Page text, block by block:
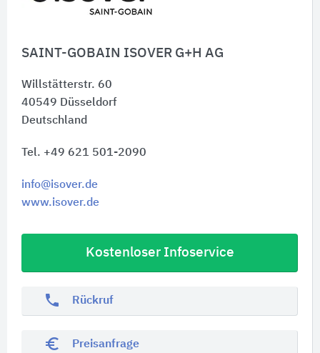
SAINT-GOBAIN ISOVER G+H AG
Willstätterstr. 60
40549 Düsseldorf
Deutschland
Tel. +49 621 501-2090
info@isover.de
www.isover.de
Kostenloser Infoservice
phone Rückruf
euro_symbol Preisanfrage
Die ISOVER Steildach-Dämmsysteme“